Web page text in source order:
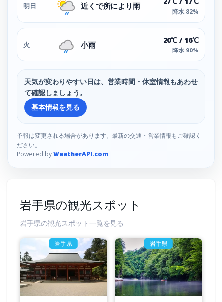
明日 近くで所により雨
降水 82%
火 小雨 20℃ / 16℃
降水 90%
天気が変わりやすい日は、営業時間・休室情報もあわせ
て確認しましょう。
基本情報を見る
予報は変更される場合があります。最新の交通・営業情報もご確認く
ださい。
Powered byWeatherAPI.com
岩手県の観光スポット
岩手県の観光スポット一覧を見る
岩手県 岩手県